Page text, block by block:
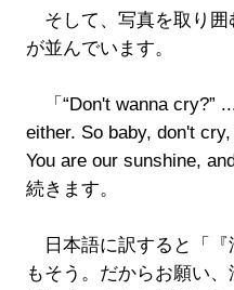
そして、写真を取り囲
が並んでいます。
「“Don't wanna cry?”
either. So baby, don't
You are our sunshine,
続きます。
日本語に訳すると「『
もそう。だからお願い、